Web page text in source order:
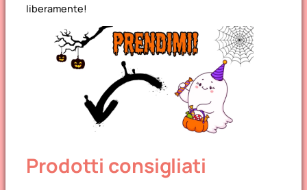
liberamente!
Prodotti consigliati